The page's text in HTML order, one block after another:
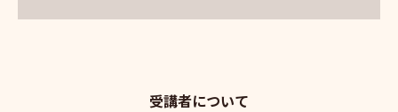
受講者について